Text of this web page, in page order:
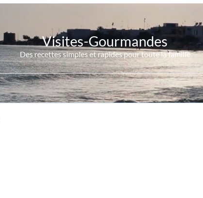
Visites-Gourmandes
Des recettes simples et rapides pour toute la famille